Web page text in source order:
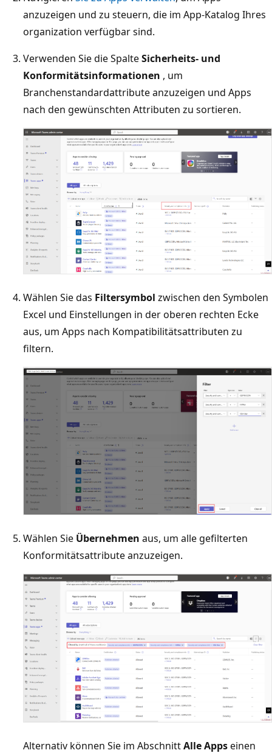
anzuzeigen und zu steuern, die im App-Katalog Ihres
organization verfügbar sind.
Verwenden Sie die SpalteSicherheits- und
Konformitätsinformationen , um
Branchenstandardattribute anzuzeigen und Apps
nach den gewünschten Attributen zu sortieren.
Wählen Sie das Filtersymbol zwischen den Symbolen
Excel und Einstellungen in der oberen rechten Ecke
aus, um Apps nach Kompatibilitätsattributen zu
filtern.
Wählen Sie Übernehmen aus, um alle gefilterten
Konformitätsattribute anzuzeigen.
Alternativ können Sie im AbschnittAlle Appseinen